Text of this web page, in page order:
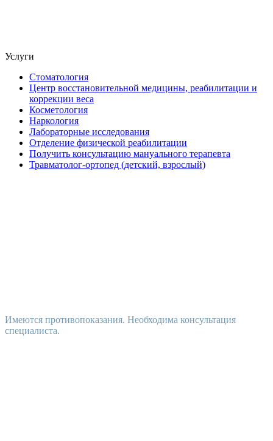
Услуги
Стоматология
Центр восстановительной медицины, реабилитации и
коррекции веса
Косметология
Наркология
Лабораторные исследования
Отделение физической реабилитации
Получить консультацию мануального терапевта
Травматолог-ортопед (детский, взрослый)
Имеются противопоказания. Необходима консультация
специалиста.